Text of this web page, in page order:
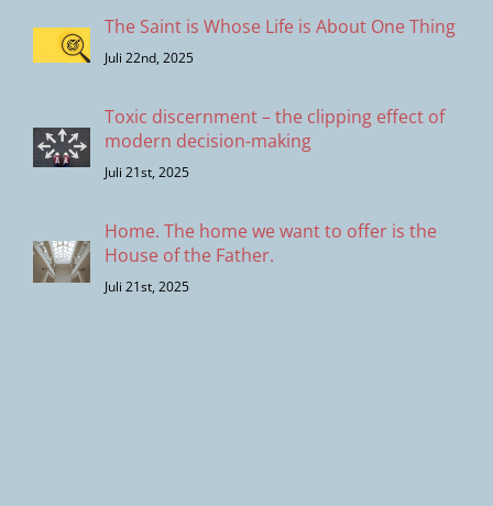
The Saint is Whose Life is About One Thing
Juli 22nd, 2025
Toxic discernment – the clipping effect of
modern decision-making
Juli 21st, 2025
Home. The home we want to offer is the
House of the Father.
Juli 21st, 2025